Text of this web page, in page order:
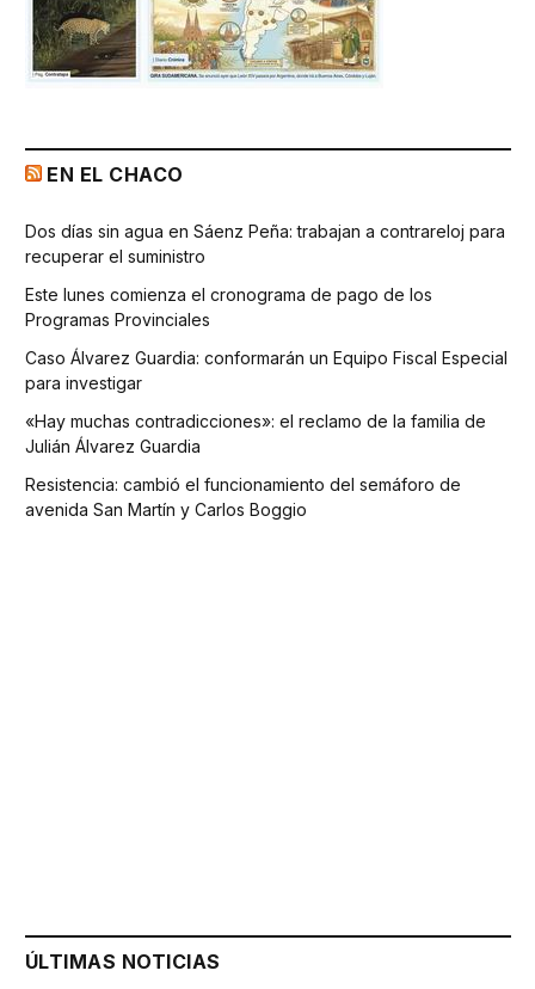
EN EL CHACO
Dos días sin agua en Sáenz Peña: trabajan a contrareloj para
recuperar el suministro
Este lunes comienza el cronograma de pago de los
Programas Provinciales
Caso Álvarez Guardia: conformarán un Equipo Fiscal Especial
para investigar
«Hay muchas contradicciones»: el reclamo de la familia de
Julián Álvarez Guardia
Resistencia: cambió el funcionamiento del semáforo de
avenida San Martín y Carlos Boggio
ÚLTIMAS NOTICIAS